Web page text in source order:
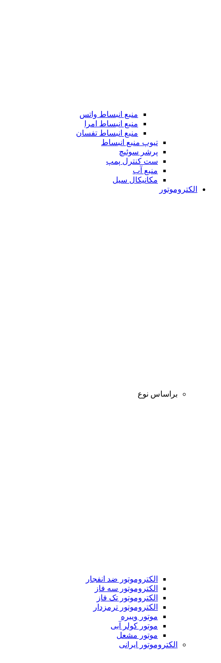
منبع انبساط واتس
منبع انبساط امرا
منبع انبساط تفسان
تیوپ منبع انبساط
پرشر سوئیچ
ست کنترل پمپ
منبع آب
مکانیکال سیل
الکتروموتور
براساس نوع
الکتروموتور ضد انفجار
الکتروموتور سه فاز
الکتروموتور تک فاز
الکتروموتور ترمزدار
موتور ویبره
موتور کولر آبی
موتور مشعل
الکتروموتور ایرانی